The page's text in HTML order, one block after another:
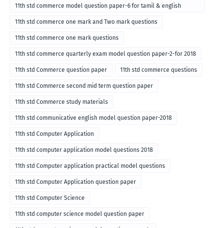
11th std commerce model question paper-6 for tamil & english
medium
11th std commerce one mark and Two mark questions
11th std commerce one mark questions
11th std commerce quarterly exam model question paper-2-for 2018
11th std Commerce question paper 11th std commerce questions
11th std Commerce second mid term question paper
11th std Commerce study materials
11th std communicative english model question paper-2018
11th std Computer Application
11th std computer application model questions 2018
11th std Computer application practical model questions
11th std Computer Application question paper
11th std Computer Science
11th std computer science model question paper